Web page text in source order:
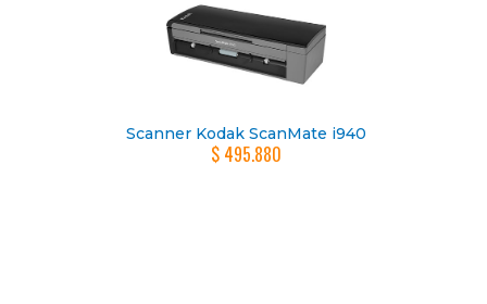
Scanner Kodak ScanMate i940
$ 495.880